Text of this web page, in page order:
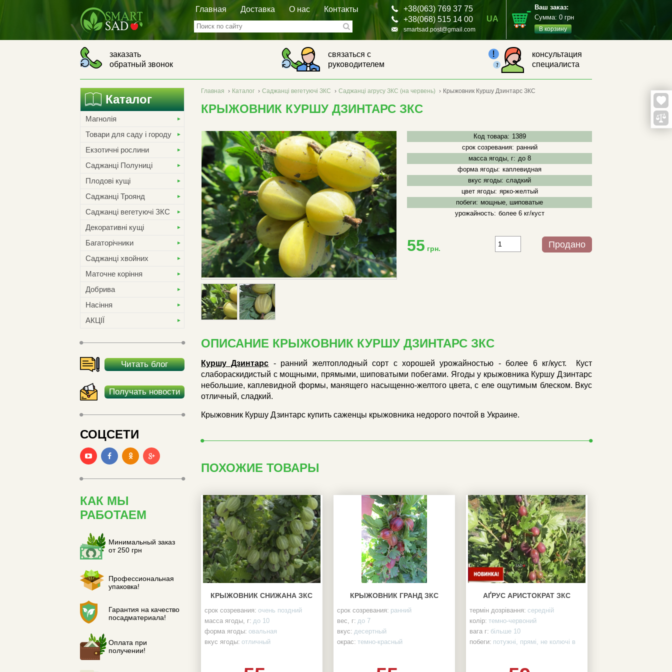
Главная Доставка О нас Контакты
+38(063) 769 37 75
+38(068) 515 14 00
smartsad.post@gmail.com
UA
Ваш заказ:
Сумма: 0 грн
В корзину
заказать
обратный звонок
связаться с
руководителем
консультация
специалиста
Каталог
Магнолія
Товари для саду і городу
Екзотичні рослини
Саджанці Полуниці
Плодові кущі
Саджанці Троянд
Саджанці вегетуючі ЗКС
Декоративні кущі
Багаторічники
Саджанці хвойних
Маточне коріння
Добрива
Насіння
АКЦІЇ
Читать блог
Получать новости
СОЦСЕТИ
КАК МЫ
РАБОТАЕМ
Минимальный заказ
от 250 грн
Профессиональная
упаковка!
Гарантия на качество
посадматериала!
Оплата при
получении!
Главная › Каталог › Саджанці вегетуючі ЗКС › Саджанці агрусу ЗКС (на червень) › Крыжовник Куршу Дзинтарс ЗКС
КРЫЖОВНИК КУРШУ ДЗИНТАРС ЗКС
Код товара: 1389
срок созревания: ранний
масса ягоды, г: до 8
форма ягоды: каплевидная
вкус ягоды: сладкий
цвет ягоды: ярко-желтый
побеги: мощные, шиповатые
урожайность: более 6 кг/куст
55 грн. Продано
ОПИСАНИЕ КРЫЖОВНИК КУРШУ ДЗИНТАРС ЗКС
Куршу Дзинтарс - ранний желтоплодный сорт с хорошей урожайностью - более 6 кг/куст. Куст
слабораскидистый с мощными, прямыми, шиповатыми побегами. Ягоды у крыжовника Куршу Дзинтарс
небольшие, каплевидной формы, манящего насыщенно-желтого цвета, с еле ощутимым блеском. Вкус
отличный, сладкий.
Крыжовник Куршу Дзинтарс купить саженцы крыжовника недорого почтой в Украине.
ПОХОЖИЕ ТОВАРЫ
КРЫЖОВНИК СНИЖАНА ЗКС
срок созревания: очень поздний
масса ягоды, г: до 10
форма ягоды: овальная
вкус ягоды: отличный
КРЫЖОВНИК ГРАНД ЗКС
срок созревания: ранний
вес, г: до 7
вкус: десертный
окрас: темно-красный
АҐРУС АРИСТОКРАТ ЗКС
термін дозрівання: середній
колір: темно-червоний
вага г: більше 10
побеги: потужні, прямі, не колючі в